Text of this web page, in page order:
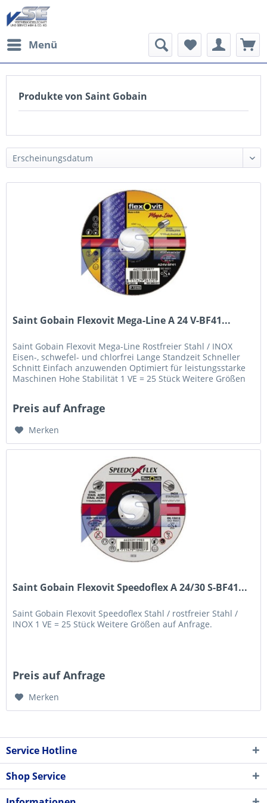
Menü
Produkte von Saint Gobain
Saint Gobain Flexovit Mega-Line A 24 V-BF41...
Saint Gobain Flexovit Mega-Line Rostfreier Stahl / INOX
Eisen-, schwefel- und chlorfrei Lange Standzeit Schneller
Schnitt Einfach anzuwenden Optimiert für leistungsstarke
Maschinen Hohe Stabilität 1 VE = 25 Stück Weitere Größen
Preis auf Anfrage
Merken
Saint Gobain Flexovit Speedoflex A 24/30 S-BF41...
Saint Gobain Flexovit Speedoflex Stahl / rostfreier Stahl /
INOX 1 VE = 25 Stück Weitere Größen auf Anfrage.
Preis auf Anfrage
Merken
Service Hotline
Shop Service